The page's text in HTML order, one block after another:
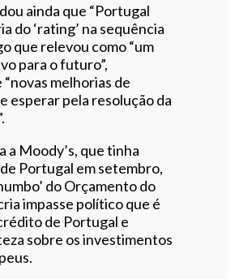
ainda que “Portugal
do ‘rating’ na sequência
que relevou como “um
para o futuro”,
melhorias de
esperar pela resolução da
a Moody’s, que tinha
Portugal em setembro,
do Orçamento do
impasse político que é
de Portugal e
sobre os investimentos